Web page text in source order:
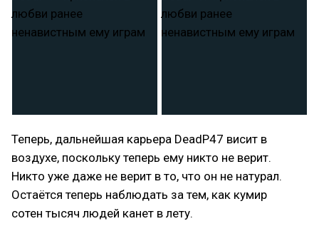
Теперь, дальнейшая карьера DeadP47 висит в
воздухе, поскольку теперь ему никто не верит.
Никто уже даже не верит в то, что он не натурал.
Остаётся теперь наблюдать за тем, как кумир
сотен тысяч людей канет в лету.